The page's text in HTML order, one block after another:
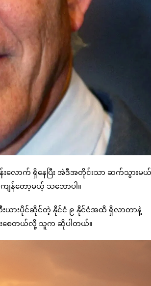
န်းလောက် ရှိနေပြီး အဲဒီအတိုင်းသာ ဆက်သွားမ
န်တော့မယ့် သဘောပါ။
ားပိုင်ဆိုင်တဲ့ နိုင်ငံ ၉ နိုင်ငံအထိ ရှိလာတာနဲ့
းစေတယ်လို့ သူက ဆိုပါတယ်။